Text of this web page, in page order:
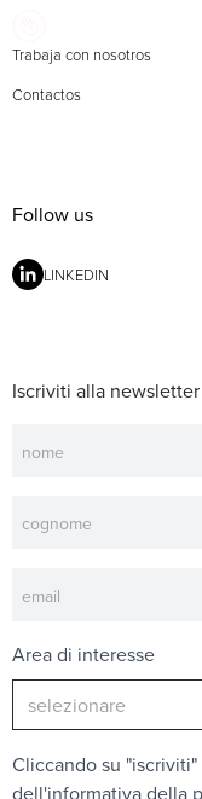
Trabaja con nosotros
Contactos
Follow us
LINKEDIN
Iscriviti alla newsletter
Area di interesse
Cliccando su
dell'informativa della